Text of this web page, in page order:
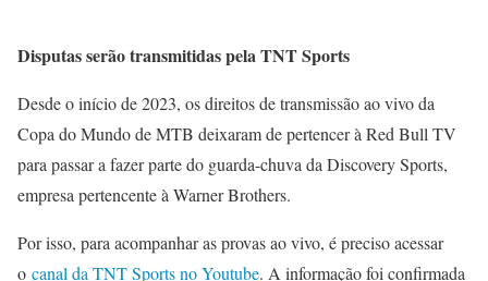
Disputas serão transmitidas pela TNT Sports
Desde o início de 2023, os direitos de transmissão ao vivo da
Copa do Mundo de MTB deixaram de pertencer à Red Bull TV
para passar a fazer parte do guarda-chuva da Discovery Sports,
empresa pertencente à Warner Brothers.
Por isso, para acompanhar as provas ao vivo, é preciso acessar
o canal da TNT Sports no Youtube. A informação foi confirmada